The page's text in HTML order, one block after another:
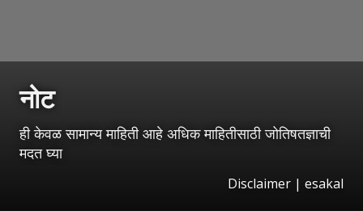
नोट
ही केवळ सामान्य माहिती आहे अधिक माहितीसाठी जोतिषतज्ञाची
मदत घ्या
Disclaimer | esakal